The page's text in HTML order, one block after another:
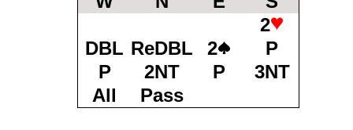
2
DBL ReDBL 2
P
P
2NT P
3NT
All
Pass